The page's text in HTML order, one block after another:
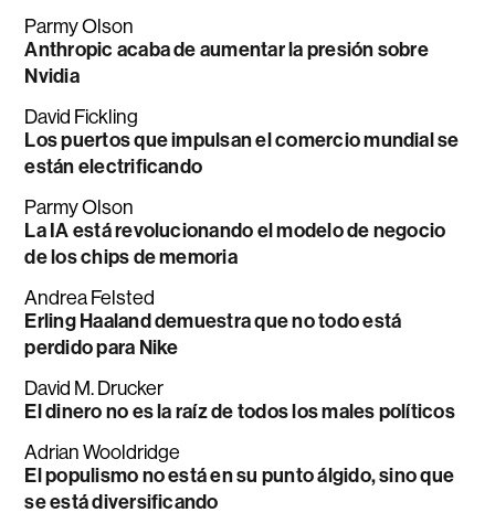
Parmy Olson
Anthropic acaba de aumentar la presión sobre
Nvidia
David Fickling
Los puertos que impulsan el comercio mundial se
están electrificando
Parmy Olson
La IA está revolucionando el modelo de negocio
de los chips de memoria
Andrea Felsted
Erling Haaland demuestra que no todo está
perdido para Nike
David M. Drucker
El dinero no es la raíz de todos los males políticos
Adrian Wooldridge
El populismo no está en su punto álgido, sino que
se está diversificando